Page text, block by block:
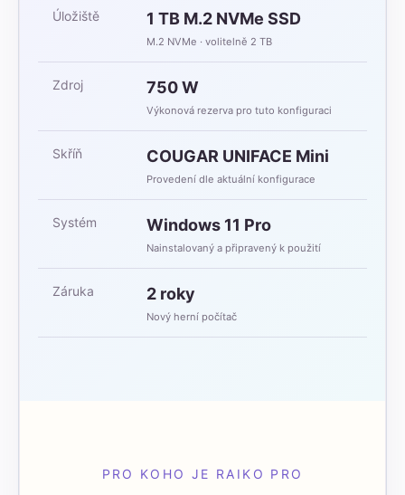
Úložiště 1 TB M.2 NVMe SSD
M.2 NVMe · volitelně 2 TB
Zdroj 750 W
Výkonová rezerva pro tuto konfiguraci
Skříň COUGAR UNIFACE Mini
Provedení dle aktuální konfigurace
Systém Windows 11 Pro
Nainstalovaný a připravený k použití
Záruka 2 roky
Nový herní počítač
PRO KOHO JE RAIKO PRO